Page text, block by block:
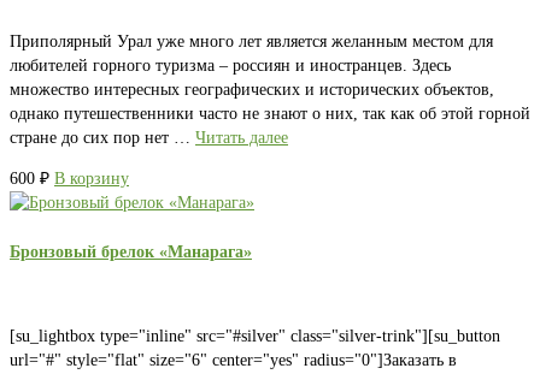
Приполярный Урал уже много лет является желанным местом для
любителей горного туризма – россиян и иностранцев. Здесь
множество интересных географических и исторических объектов,
однако путешественники часто не знают о них, так как об этой горной
стране до сих пор нет … Читать далее
600 ₽ В корзину
Бронзовый брелок «Манарага»
[su_lightbox type="inline" src="#silver" class="silver-trink"][su_button
url="#" style="flat" size="6" center="yes" radius="0"]Заказать в